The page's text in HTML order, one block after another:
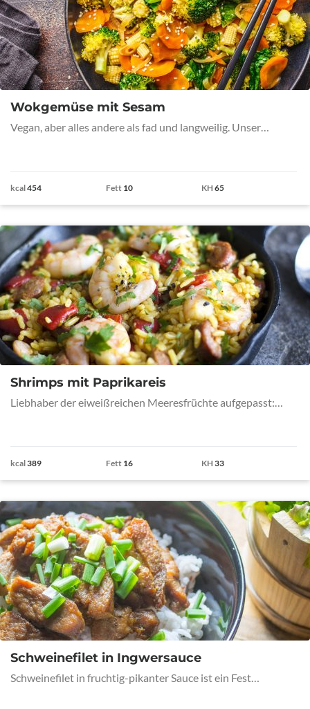
Wokgemüse mit Sesam
Vegan, aber alles andere als fad und langweilig. Unser…
kcal454 Fett 10 KH65
Shrimps mit Paprikareis
Liebhaber der eiweißreichen Meeresfrüchte aufgepasst:…
kcal389 Fett 16 KH33
Schweinefilet in Ingwersauce
Schweinefilet in fruchtig-pikanter Sauce ist ein Fest…